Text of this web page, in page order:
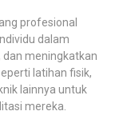
profesional
dalam
meningkatkan
latihan fisik,
lainnya untuk
mereka.